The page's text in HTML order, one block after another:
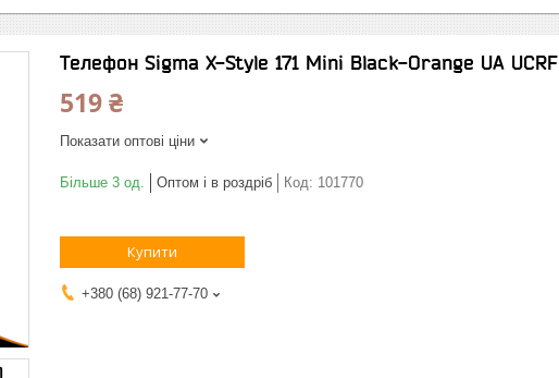
Телефон Sigma X-Style 171 Mini Black-Orange UA UCRF
519 ₴
Показати оптові ціни
Більше 3 од. Оптом і в роздріб Код: 101770
Купити
+380 (68) 921-77-70